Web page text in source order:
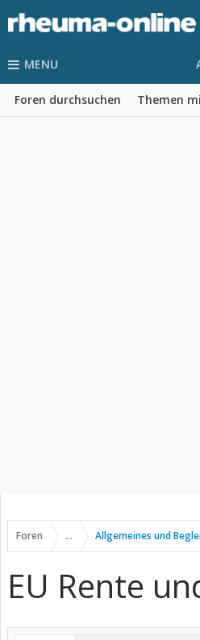
MENU
Foren durchsuchen Themen
Foren ... Allgemeines und
EU Rente